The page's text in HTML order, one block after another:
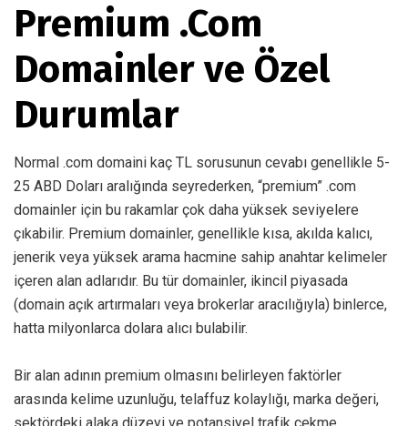
Premium .Com
Domainler ve Özel
Durumlar
Normal .com domaini kaç TL sorusunun cevabı genellikle 5-
25 ABD Doları aralığında seyrederken, “premium” .com
domainler için bu rakamlar çok daha yüksek seviyelere
çıkabilir. Premium domainler, genellikle kısa, akılda kalıcı,
jenerik veya yüksek arama hacmine sahip anahtar kelimeler
içeren alan adlarıdır. Bu tür domainler, ikincil piyasada
(domain açık artırmaları veya brokerlar aracılığıyla) binlerce,
hatta milyonlarca dolara alıcı bulabilir.
Bir alan adının premium olmasını belirleyen faktörler
arasında kelime uzunluğu, telaffuz kolaylığı, marka değeri,